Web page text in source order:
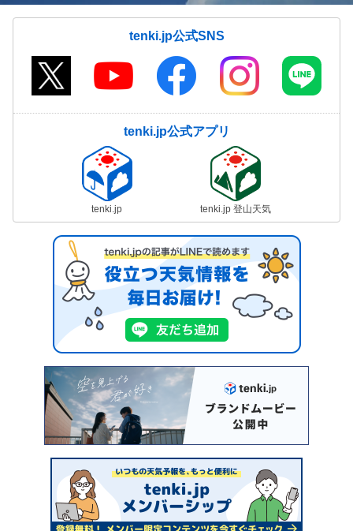
tenki.jp公式SNS
tenki.jp公式アプリ
tenki.jp tenki.jp 登山天気